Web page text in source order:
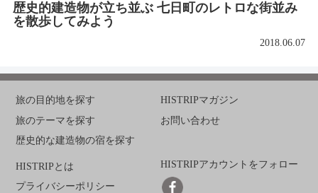
歴史的建造物が立ち並ぶ 七日町のレトロな街並み
を散歩してみよう
2018.06.07
旅の目的地を探す
旅のテーマを探す
歴史的な建造物の宿を探す
HISTRIPマガジン
お問い合わせ
HISTRIPとは
プライバシーポリシー
HISTRIPアカウントをフォロー